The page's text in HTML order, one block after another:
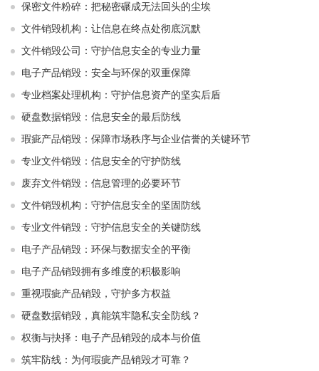
保密文件粉碎：把秘密碾成无法回头的尘埃
文件销毁机构：让信息在终点处彻底沉默
文件销毁公司：守护信息安全的专业力量
电子产品销毁：安全与环保的双重保障
专业档案处理机构：守护信息资产的坚实后盾
硬盘数据销毁：信息安全的最后防线
瑕疵产品销毁：保障市场秩序与企业信誉的关键环节
专业文件销毁：信息安全的守护防线
废弃文件销毁：信息管理的必要环节
文件销毁机构：守护信息安全的坚固防线
专业文件销毁：守护信息安全的关键防线
电子产品销毁：环保与数据安全的平衡
电子产品销毁拥有多维度的积极影响
重视瑕疵产品销毁，守护多方权益
硬盘数据销毁，真能筑牢隐私安全防线？
权衡与抉择：电子产品销毁的成本与价值
筑牢防线：为何瑕疵产品销毁才可靠？